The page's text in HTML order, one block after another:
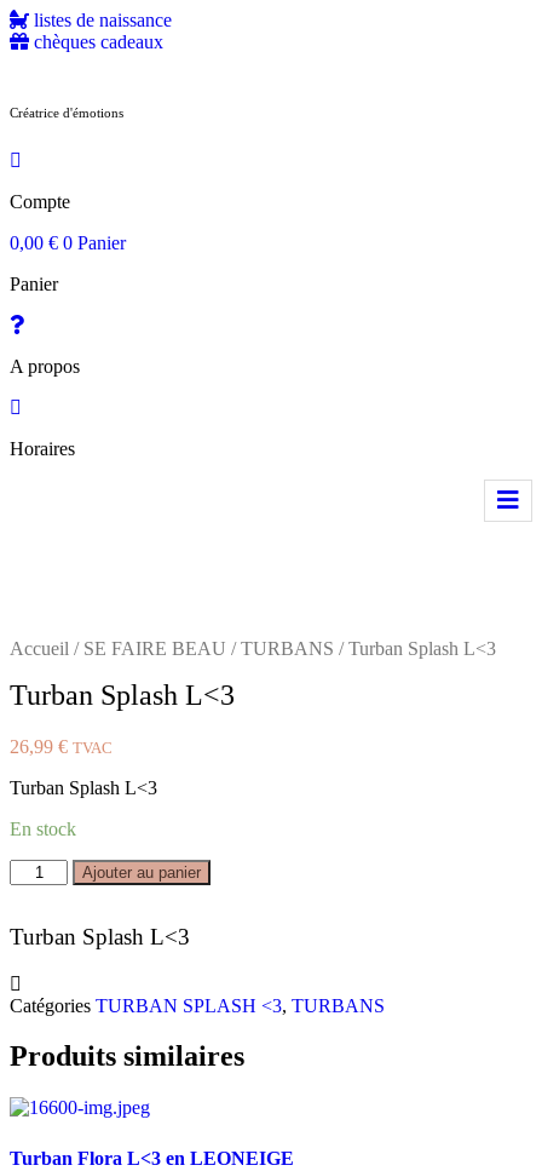
Aller
au
listes de naissance
chèques cadeaux
Créatrice d'émotions
Compte
0,00 € 0 Panier
Panier
A propos
Horaires
Accueil / SE FAIRE BEAU /TURBANS / Turban Splash L<3
Turban Splash L<3
26,99 € TVAC
Turban Splash L<3
En stock
quantité
de
Splash
Ajouter au panier
Turban Splash L<3
Catégories TURBAN SPLASH <3, TURBANS
Produits similaires
Turban Flora L<3 en LEONEIGE